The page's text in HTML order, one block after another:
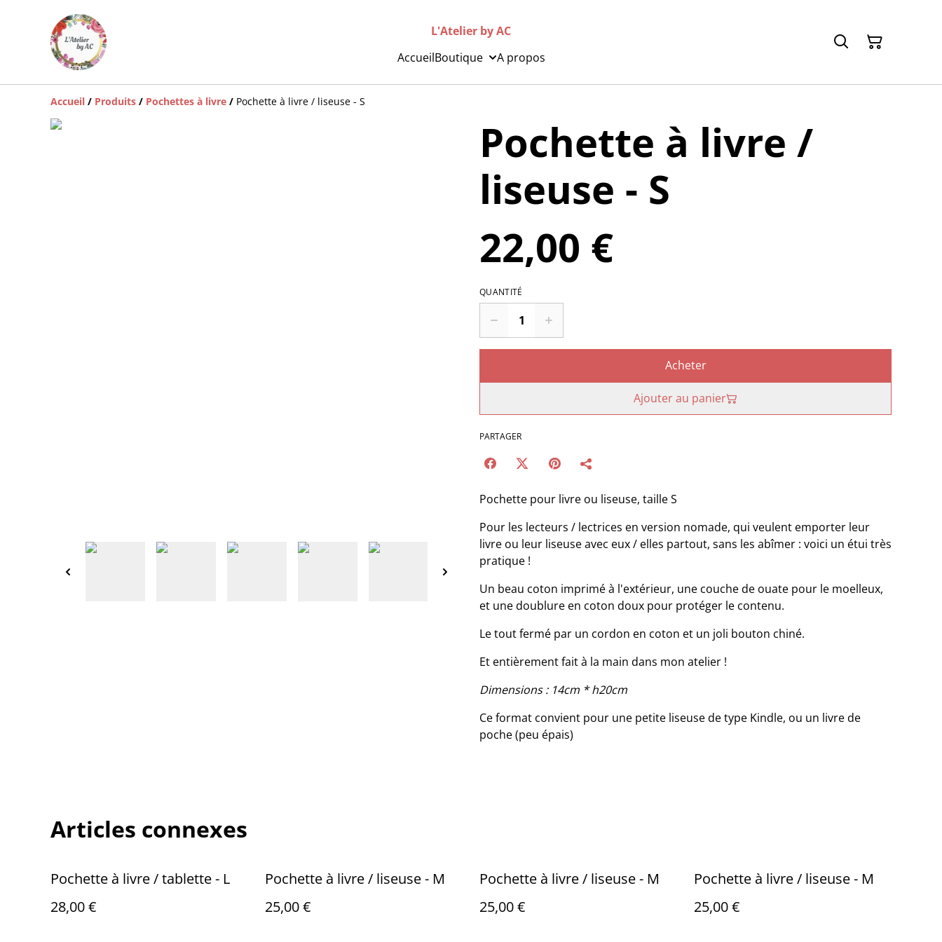
L'Atelier by AC
AccueilBoutique A propos
Accueil / Produits / Pochettes à livre / Pochette à livre / liseuse - S
Pochette à livre /
liseuse - S
22,00 €
QUANTITÉ
Acheter
Ajouter au panier
PARTAGER
Pochette pour livre ou liseuse, taille S
Pour les lecteurs / lectrices en version nomade, qui veulent emporter leur
livre ou leur liseuse avec eux / elles partout, sans les abîmer : voici un étui très
pratique !
Un beau coton imprimé à l'extérieur, une couche de ouate pour le moelleux,
et une doublure en coton doux pour protéger le contenu.
Le tout fermé par un cordon en coton et un joli bouton chiné.
Et entièrement fait à la main dans mon atelier !
Dimensions : 14cm * h20cm
Ce format convient pour une petite liseuse de type Kindle, ou un livre de
poche (peu épais)
Articles connexes
Pochette à livre / tablette - L
28,00 €
Pochette à livre / liseuse - M
25,00 €
Pochette à livre / liseuse - M
25,00 €
Pochette à livre / liseuse - M
25,00 €